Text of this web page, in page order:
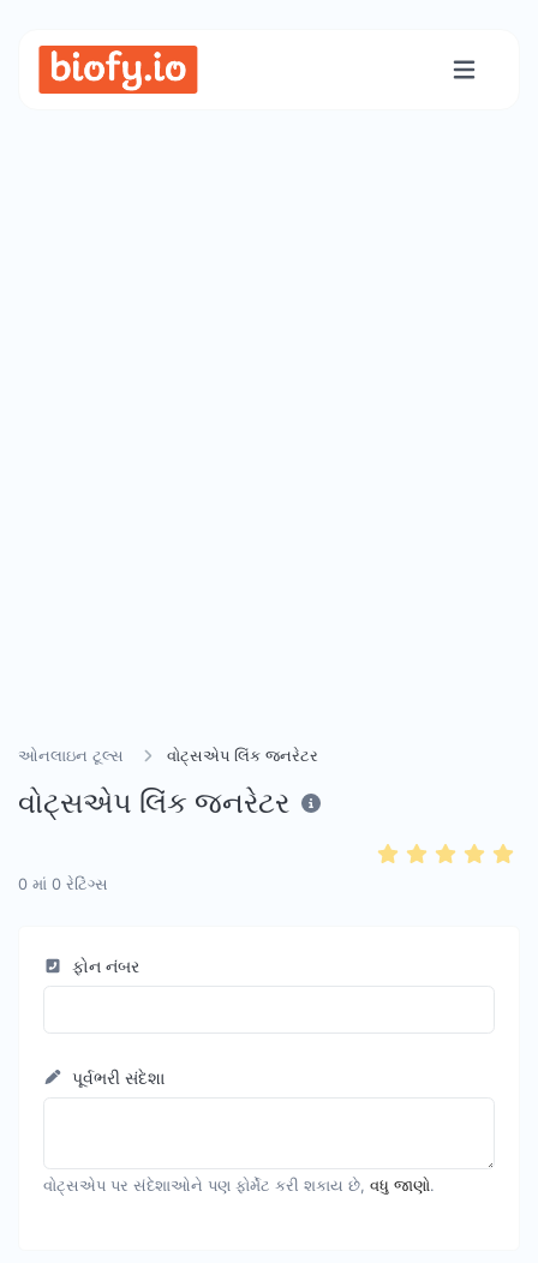
ઓનલાઇન ટૂલ્સ વોટ્સએપ લિંક જનરેટર
વોટ્સએપ લિંક જનરેટર
0 માં 0 રેટિંગ્સ
ફોન નંબર
પૂર્વભરી સંદેશા
વોટ્સએપ પર સંદેશાઓને પણ ફોર્મેટ કરી શકાય છે, વધુ જાણો.